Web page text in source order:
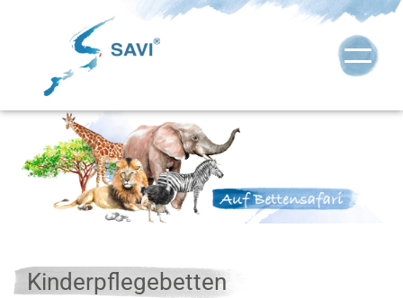
Kinderpflegebetten